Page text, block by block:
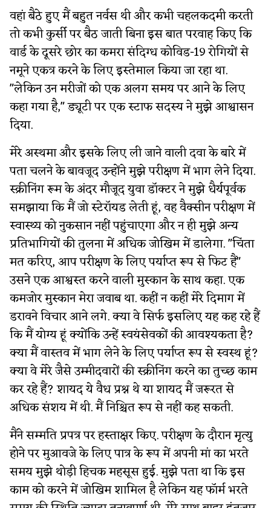
वहां बैठे हुए मैं बहुत नर्वस थी और कभी चहलकदमी करती
तो कभी कुर्सी पर बैठ जाती बिना इस बात परवाह किए कि
वार्ड के दूसरे छोर का कमरा संदिग्ध कोविड-19 रोगियों से
नमूने एकत्र करने के लिए इस्तेमाल किया जा रहा था.
"लेकिन उन मरीजों को एक अलग समय पर आने के लिए
कहा गया है," ड्यूटी पर एक स्टाफ सदस्य ने मुझे आश्वासन
दिया.
मेरे अस्थमा और इसके लिए ली जाने वाली दवा के बारे में
पता चलने के बावजूद उन्होंने मुझे परीक्षण में भाग लेने दिया.
स्क्रीनिंग रूम के अंदर मौजूद युवा डॉक्टर ने मुझे धैर्यपूर्वक
समझाया कि मैं जो स्टेरॉयड लेती हूं, वह वैक्सीन परीक्षण में
स्वास्थ्य को नुकसान नहीं पहुंचाएगा और न ही मुझे अन्य
प्रतिभागियों की तुलना में अधिक जोखिम में डालेगा. "चिंता
मत करिए, आप परीक्षण के लिए पर्याप्त रूप से फिट हैं"
उसने एक आश्वस्त करने वाली मुस्कान के साथ कहा. एक
कमजोर मुस्कान मेरा जवाब था. कहीं न कहीं मेरे दिमाग में
डरावने विचार आने लगे. क्या वे सिर्फ इसलिए यह कह रहे हैं
कि मैं योग्य हूं क्योंकि उन्हें स्वयंसेवकों की आवश्यकता है?
क्या मैं वास्तव में भाग लेने के लिए पर्याप्त रूप से स्वस्थ हूं?
क्या वे मेरे जैसे उम्मीदवारों की स्क्रीनिंग करने का तुच्छ काम
कर रहे हैं? शायद ये वैध प्रश्न थे या शायद मैं जरूरत से
अधिक संशय में थी. मैं निश्चित रूप से नहीं कह सकती.
मैंने सम्मति प्रपत्र पर हस्ताक्षर किए. परीक्षण के दौरान मृत्यु
होने पर मुआवजे के लिए पात्र के रूप में अपनी मां का भरते
समय मुझे थोड़ी हिचक महसूस हुई. मुझे पता था कि इस
काम को करने में जोखिम शामिल है लेकिन यह फॉर्म भरते